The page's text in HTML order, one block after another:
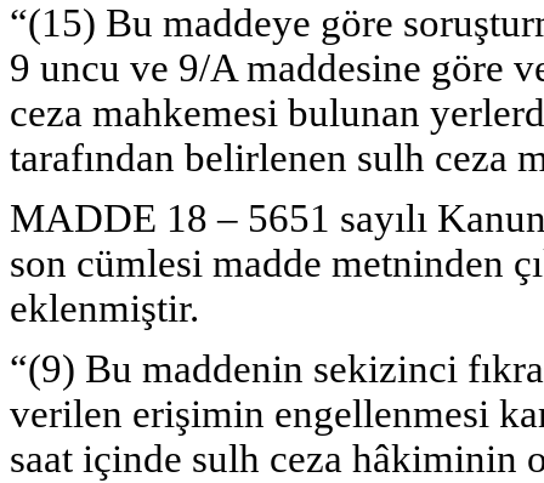
“(15) Bu maddeye göre
9 uncu ve 9/A maddesine göre
ceza mahkemesi bulunan
tarafından belirlenen sulh ceza
MADDE 18 – 5651 sayılı
son cümlesi madde metninden
eklenmiştir.
“(9) Bu maddenin sekizinci
verilen erişimin engellenmesi
saat içinde sulh ceza hâkiminin